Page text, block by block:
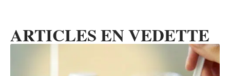
ARTICLES EN VEDETTE